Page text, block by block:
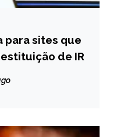
para sites que
de IR